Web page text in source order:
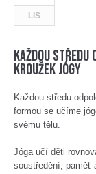
LIS
Každou středu
kroužek jógy
Každou středu
formou se učíme
svému tělu.
Jóga učí děti
soustředění, paměť